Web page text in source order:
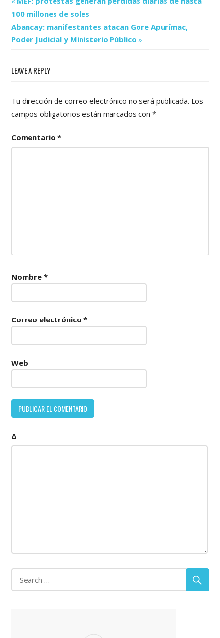
Navegación
de
entradas
Post:
100 millones de soles
Next
Post:
Abancay: manifestantes atacan Gore Apurímac,
Poder Judicial y Ministerio Público
LEAVE A REPLY
Tu dirección de correo electrónico no será publicada. Los
campos obligatorios están marcados con *
Comentario *
Nombre *
Correo electrónico *
Web
Δ